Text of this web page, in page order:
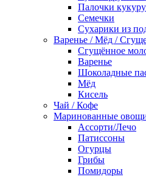
Палочки
Семечки
Сухарики из
Варенье / Мёд /
Сгущённое
Варенье
Шоколадные
Мёд
Кисель
Чай / Кофе
Маринованные
Ассорти/Лечо
Патиссоны
Огурцы
Грибы
Помидоры